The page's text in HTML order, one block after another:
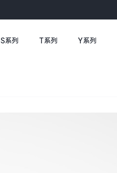
S系列 T系列 Y系列